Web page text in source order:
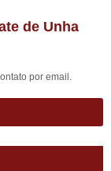
de Unha
por email.